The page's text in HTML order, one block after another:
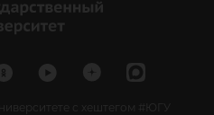
с хештегом #ЮГУ